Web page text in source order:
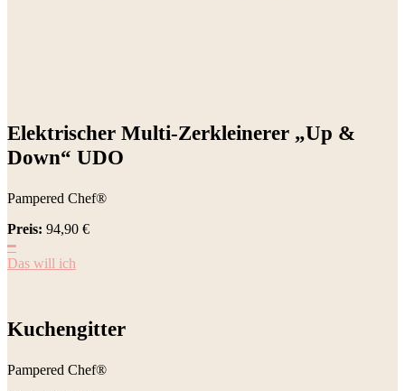
Elektrischer Multi-Zerkleinerer „Up &
Down“ UDO
Pampered Chef®
Preis: 94,90 €
━
Das will ich
Kuchengitter
Pampered Chef®